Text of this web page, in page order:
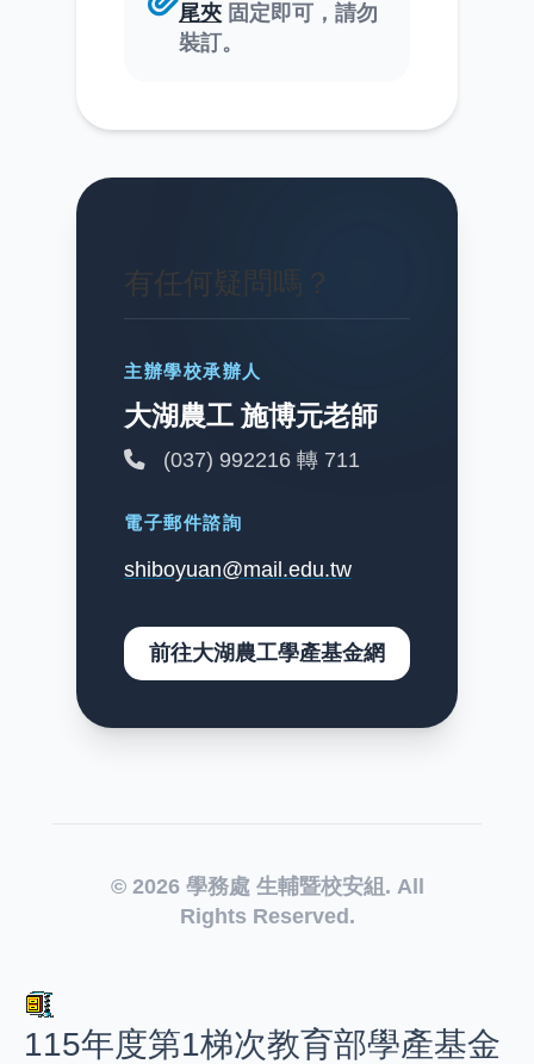
尾夾 固定即可，請勿
裝訂。
有任何疑問嗎？
主辦學校承辦人
大湖農工 施博元老師
(037) 992216 轉 711
電子郵件諮詢
shiboyuan@mail.edu.tw
前往大湖農工學產基金網
© 2026 學務處 生輔暨校安組. All
Rights Reserved.
115年度第1梯次教育部學產基金